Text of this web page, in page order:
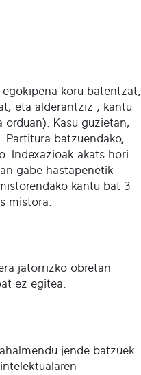
koru batentzat;
eta alderantziz ; kantu
Kasu guzietan,
Partitura batzuendako,
Indexazioak akats hori
gabe hastapenetik
kantu bat 3
mistora.
jatorrizko obretan
ez egitea.
jende batzuek